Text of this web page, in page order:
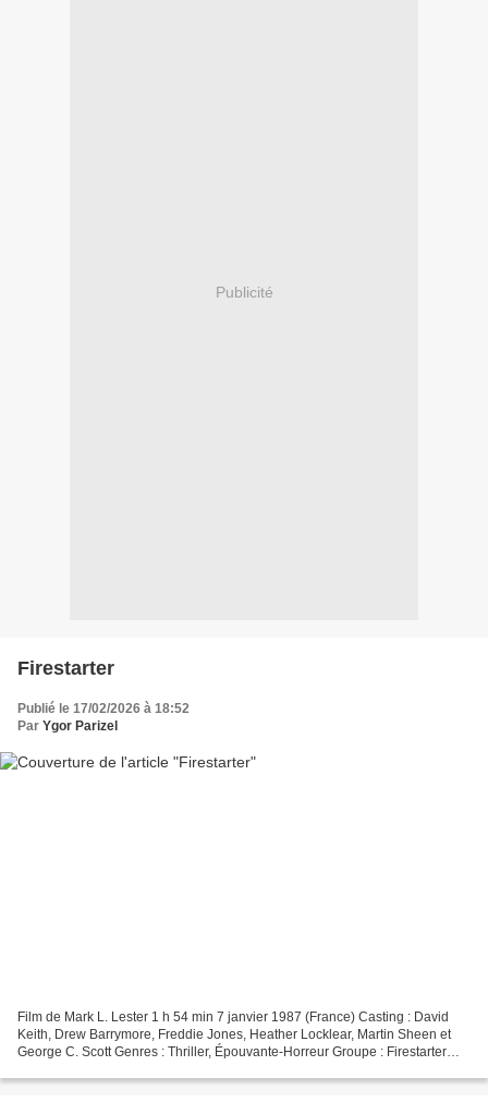
Publicité
Firestarter
Publié le 17/02/2026 à 18:52
Par Ygor Parizel
Film de Mark L. Lester 1 h 54 min 7 janvier 1987 (France) Casting : David
Keith, Drew Barrymore, Freddie Jones, Heather Locklear, Martin Sheen et
George C. Scott Genres : Thriller, Épouvante-Horreur Groupe : Firestarter